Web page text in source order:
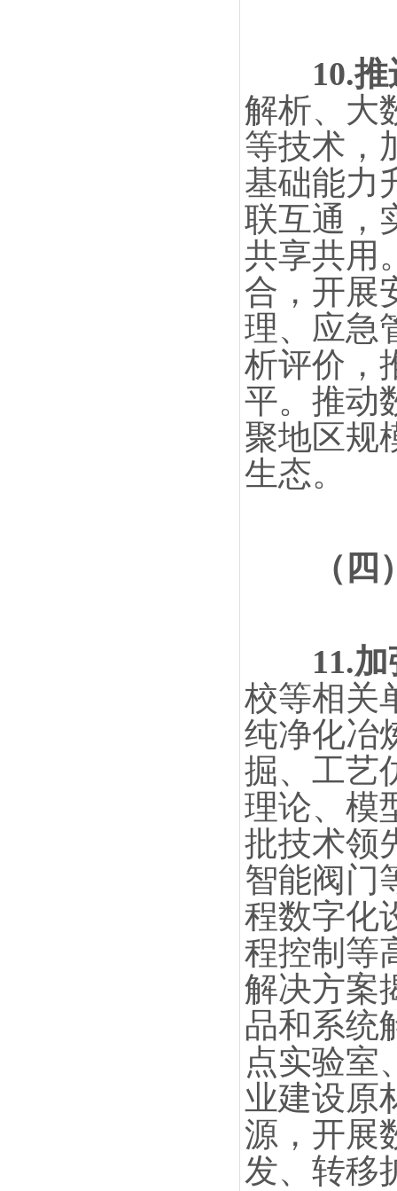
10.
解析、大
等技术，
基础能力
联互通，
共享共用
合，开展
理、应急
析评价，
平。推动
聚地区规
生态。
（
11.
校等相关
纯净化冶
掘、工艺
理论、模
批技术领
智能阀门
程数字化
程控制等
解决方案
品和系统
点实验室
业建设原
源，开展
发、转移